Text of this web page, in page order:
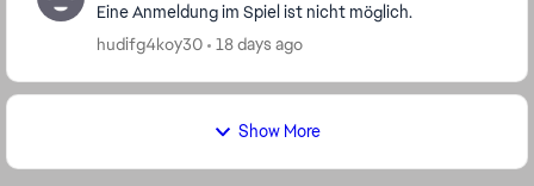
Eine Anmeldung im Spiel ist nicht möglich.
hudifg4koy30
18 days ago
Show More